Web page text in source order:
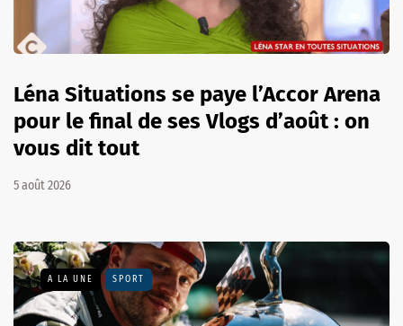
Léna Situations se paye l’Accor Arena
pour le final de ses Vlogs d’août : on
vous dit tout
5 août 2026
A LA UNE SPORT